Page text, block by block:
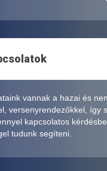
vannak a hazai és
versenyrendezőkkel, így
kapcsolatos
tudunk segíteni.